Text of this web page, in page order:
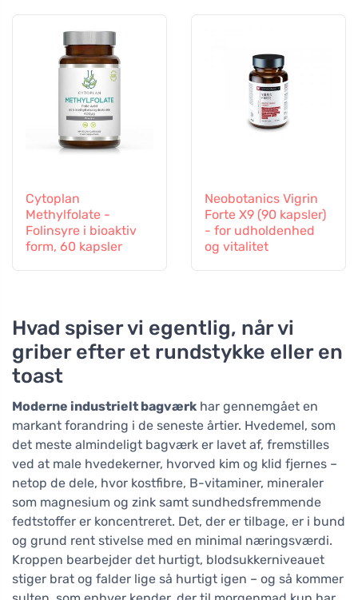
Cytoplan
Methylfolate -
Folinsyre i bioaktiv
form, 60 kapsler
Neobotanics Vigrin
Forte X9 (90 kapsler)
- for udholdenhed
og vitalitet
Hvad spiser vi egentlig, når vi
griber efter et rundstykke eller en
toast
Moderne industrielt bagværk har gennemgået en
markant forandring i de seneste årtier. Hvedemel, som
det meste almindeligt bagværk er lavet af, fremstilles
ved at male hvedekerner, hvorved kim og klid fjernes –
netop de dele, hvor kostfibre, B-vitaminer, mineraler
som magnesium og zink samt sundhedsfremmende
fedtstoffer er koncentreret. Det, der er tilbage, er i bund
og grund rent stivelse med en minimal næringsværdi.
Kroppen bearbejder det hurtigt, blodsukkerniveauet
stiger brat og falder lige så hurtigt igen – og så kommer